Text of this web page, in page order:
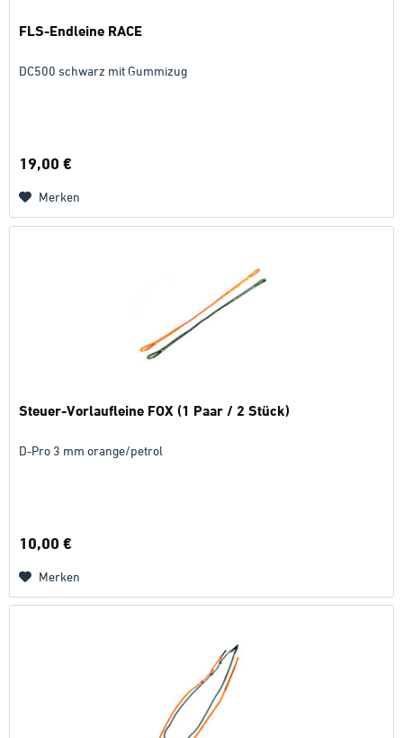
FLS-Endleine RACE
DC500 schwarz mit Gummizug
19,00 €
Merken
Steuer-Vorlaufleine FOX (1 Paar / 2 Stück)
D-Pro 3 mm orange/petrol
10,00 €
Merken